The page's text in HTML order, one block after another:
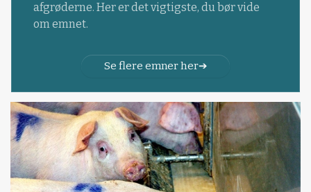
afgrøderne. Her er det vigtigste, du bør vide
om emnet.
Se flere emner her